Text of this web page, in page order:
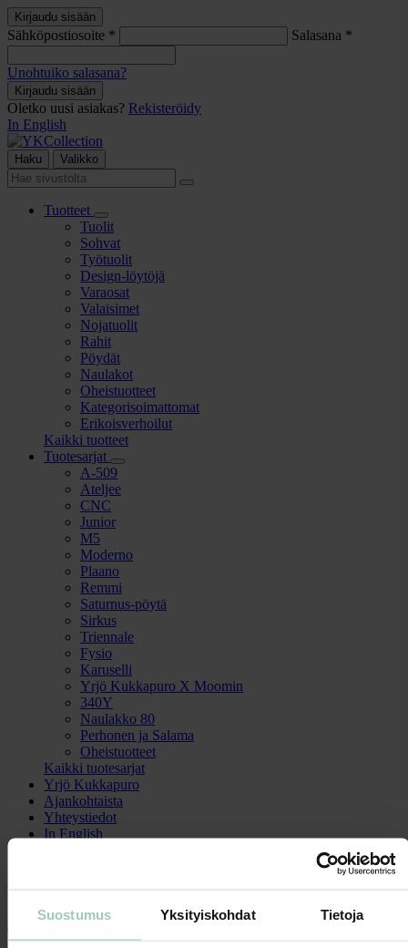
Suostumus Yksityiskohdat Tietoja
Siirry
suoraan
sisältöön
Kirjaudu sisään
Sähköpostiosoite * Salasana *
Unohtuiko salasana?
Kirjaudu sisään
Oletko uusi asiakas? Rekisteröidy
In English
Haku Valikko
Syötä
hakusana
Hae
Tuotteet
Avaa/sulje
alavalikko
Tuolit
Sohvat
Työtuolit
Design-löytöjä
Varaosat
Valaisimet
Nojatuolit
Rahit
Pöydät
Naulakot
Oheistuotteet
Kategorisoimattomat
Erikoisverhoilut
Kaikki tuotteet
Tuotesarjat
Avaa/sulje
alavalikko
A-509
Ateljee
CNC
Junior
M5
Moderno
Plaano
Remmi
Saturnus-pöytä
Sirkus
Triennale
Fysio
Karuselli
Yrjö Kukkapuro X Moomin
340Y
Naulakko 80
Perhonen ja Salama
Oheistuotteet
Kaikki tuotesarjat
Yrjö Kukkapuro
Ajankohtaista
Yhteystiedot
In English
Ateljee Istuintyyny, ilman verhoilua